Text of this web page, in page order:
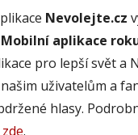
Nevolejte.cz
Mobilní aplikace
pro lepší svět a
uživatelům a
hlasy.
zde.